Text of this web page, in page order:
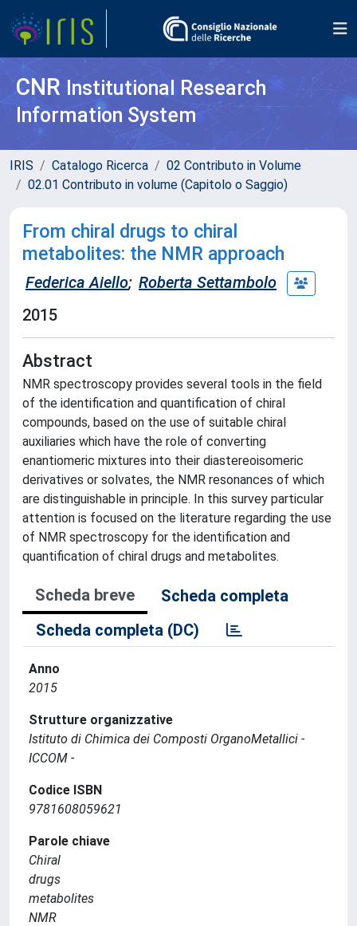
CNR Institutional Research
Information System
IRIS Catalogo Ricerca
02 Contributo in Volume
02.01 Contributo in volume (Capitolo o Saggio)
From chiral drugs to chiral
metabolites: the NMR approach
Federica Aiello; Roberta Settambolo
2015
Abstract
NMR spectroscopy provides several tools in the field
of the identification and quantification of chiral
compounds, based on the use of suitable chiral
auxiliaries which have the role of converting
enantiomeric mixtures into their diastereoisomeric
derivatives or solvates, the NMR resonances of which
are distinguishable in principle. In this survey particular
attention is focused on the literature regarding the use
of NMR spectroscopy for the identification and
quantification of chiral drugs and metabolites.
Scheda breve
Scheda completa
Scheda completa (DC)
Anno
2015
Strutture organizzative
Istituto di Chimica dei Composti OrganoMetallici -
ICCOM -
Codice ISBN
9781608059621
Parole chiave
Chiral
drugs
metabolites
NMR